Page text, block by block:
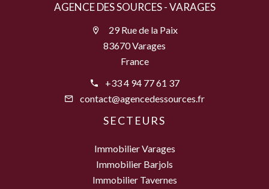
AGENCE DES SOURCES - VARAGES
29 Rue de la Paix
83670 Varages
France
+33 4 94 77 61 37
contact@agencedessources.fr
SECTEURS
Immobilier Varages
Immobilier Barjols
Immobilier Tavernes